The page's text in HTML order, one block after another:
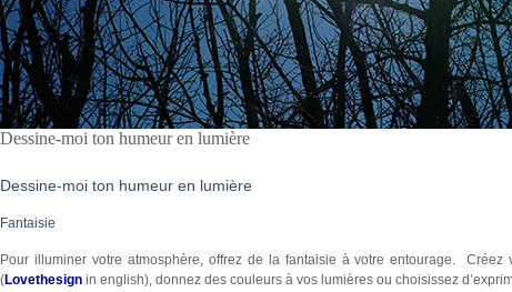
Dessine-moi ton humeur en lumière
Dessine-moi ton humeur en lumière
Fantaisie
Pour illuminer votre atmosphère, offrez de la fantaisie à votre entourage.
(Lovethesign in english), donnez des couleurs à vos lumières ou choisissez